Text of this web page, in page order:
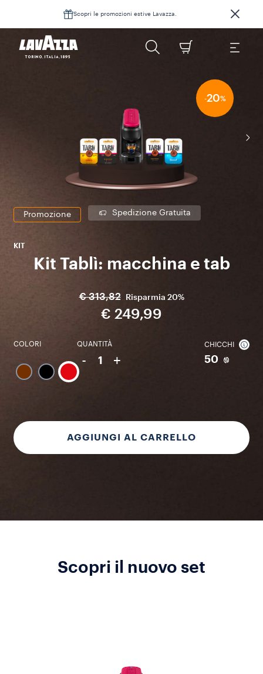
Scopri le promozioni estive Lavazza.
-20%
Promozione Spedizione Gratuita
KIT
Kit Tablì: macchina e tab
€ 313,82 Risparmia 20%
€ 249,99
COLORI QUANTITÀ
- 1 +
CHICCHI
50
AGGIUNGI AL CARRELLO
Scopri il nuovo set